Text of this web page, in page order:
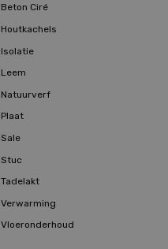
Beton Ciré
Houtkachels
Isolatie
Leem
Natuurverf
Plaat
Sale
Stuc
Tadelakt
Verwarming
Vloeronderhoud